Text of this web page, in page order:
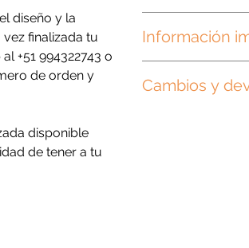
diseño y la
finalizada tu
+51 994322743 o
de orden y
disponible
de tener a tu
Información
personalizados para
Cambios y